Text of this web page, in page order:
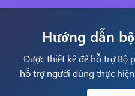
Hướng dẫn
Được thiết kế để hỗ trợ Bộ
hỗ trợ người dùng thực